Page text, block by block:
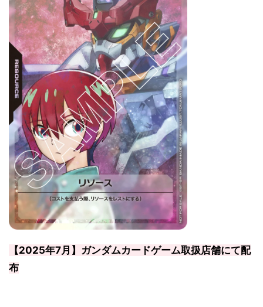
【2025年7月】ガンダムカードゲーム取扱店舗にて配
布